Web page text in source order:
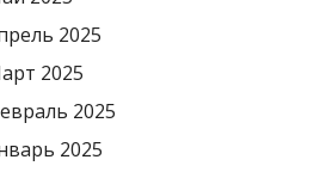
2025
2025
2025
2025